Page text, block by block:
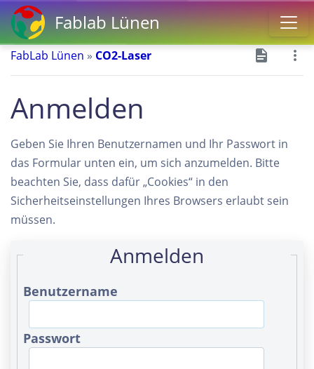
Fablab Lünen
FabLab Lünen » CO2-Laser
Anmelden
Geben Sie Ihren Benutzernamen und Ihr Passwort in
das Formular unten ein, um sich anzumelden. Bitte
beachten Sie, dass dafür „Cookies“ in den
Sicherheitseinstellungen Ihres Browsers erlaubt sein
müssen.
Anmelden
Benutzername
Passwort